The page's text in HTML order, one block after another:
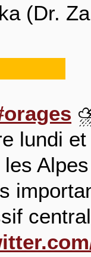
(Dr.
lundi